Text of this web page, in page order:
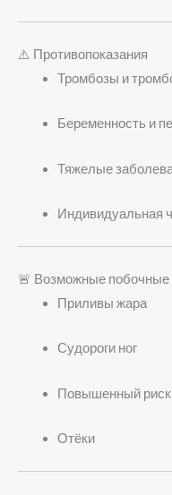
⚠️ Противопоказания
Тромбозы и
Беременность и
Тяжелые
Индивидуальная
🚨 Возможные
Приливы жара
Судороги ног
Повышенный риск
Отёки